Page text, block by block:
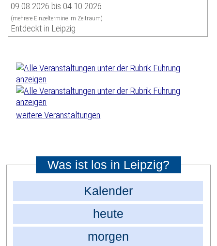
09.08.2026 bis 04.10.2026
(mehrere Einzeltermine im Zeitraum)
Entdeckt in Leipzig
weitere Veranstaltungen
Was ist los in Leipzig?
Kalender
heute
morgen